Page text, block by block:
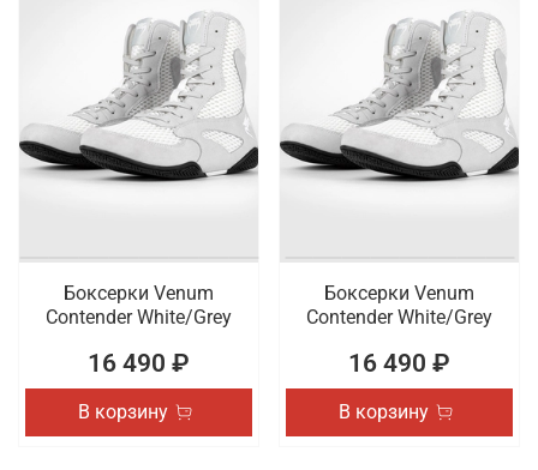
Боксерки Venum
Contender White/Grey
16 490 ₽
В корзину
Боксерки Venum
Contender White/Grey
16 490 ₽
В корзину